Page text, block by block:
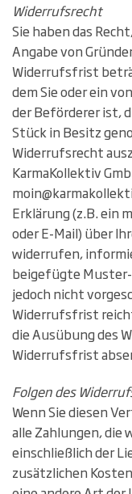
Widerrufsrecht
Sie haben das
Angabe von
Widerrufsfrist
dem Sie oder ein
der Beförderer ist,
Stück in Besitz
Widerrufsrecht
KarmaKollektiv
Erklärung (z.B. ein
oder E-Mail) über
widerrufen,
beigefügte
jedoch nicht
Widerrufsfrist
die Ausübung des
Widerrufsfrist
Folgen des
Wenn Sie diesen
alle Zahlungen, die
einschließlich der
zusätzlichen